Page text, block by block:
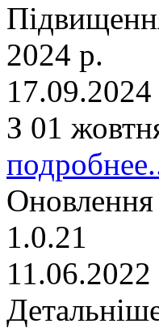
2024 р.
З 01
Оновлення
1.0.21